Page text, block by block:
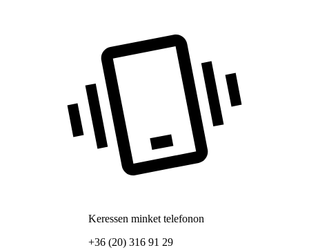
Keressen minket telefonon
+36 (20) 316 91 29